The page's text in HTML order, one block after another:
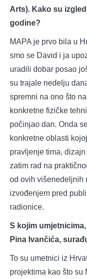
Arts). Kako su
godine?
MAPA je prvo bila u
smo se David i ja
uradili dobar posao
su trajale nedelju
spremni na ono što
konkretne fizičke
počinjao dan. Onda
konkretne oblasti
pravljenje tima,
zatim rad na
od ovih višenedeljnih
izvođenjem pred
radionice.
S kojim
Pina Ivančića,
To su umetnici iz
projektima kao što su